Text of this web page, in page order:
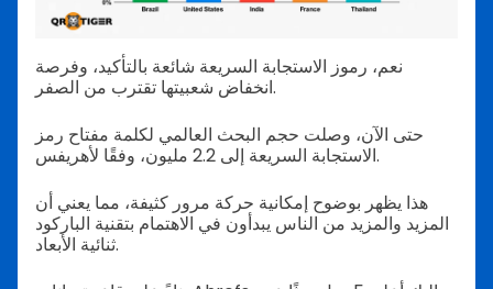
نعم، رموز الاستجابة السريعة شائعة بالتأكيد، وفرصة
انخفاض شعبيتها تقترب من الصفر.
حتى الآن، وصلت حجم البحث العالمي لكلمة مفتاح رمز
الاستجابة السريعة إلى 2.2 مليون، وفقًا لأهريفس.
هذا يظهر بوضوح إمكانية حركة مرور كثيفة، مما يعني أن
المزيد والمزيد من الناس يبدأون في الاهتمام بتقنية الباركود
ثنائية الأبعاد.